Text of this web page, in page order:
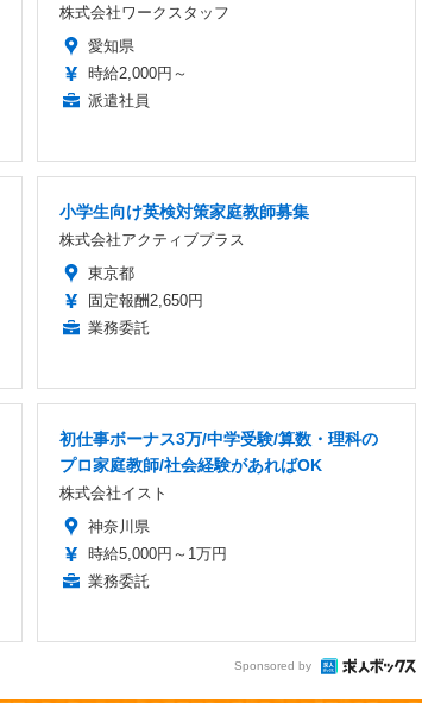
株式会社ワークスタッフ
愛知県
時給2,000円～
派遣社員
小学生向け英検対策家庭教師募集
株式会社アクティブプラス
東京都
固定報酬2,650円
業務委託
初仕事ボーナス3万/中学受験/算数・理科の
プロ家庭教師/社会経験があればOK
株式会社イスト
神奈川県
時給5,000円～1万円
業務委託
Sponsored by